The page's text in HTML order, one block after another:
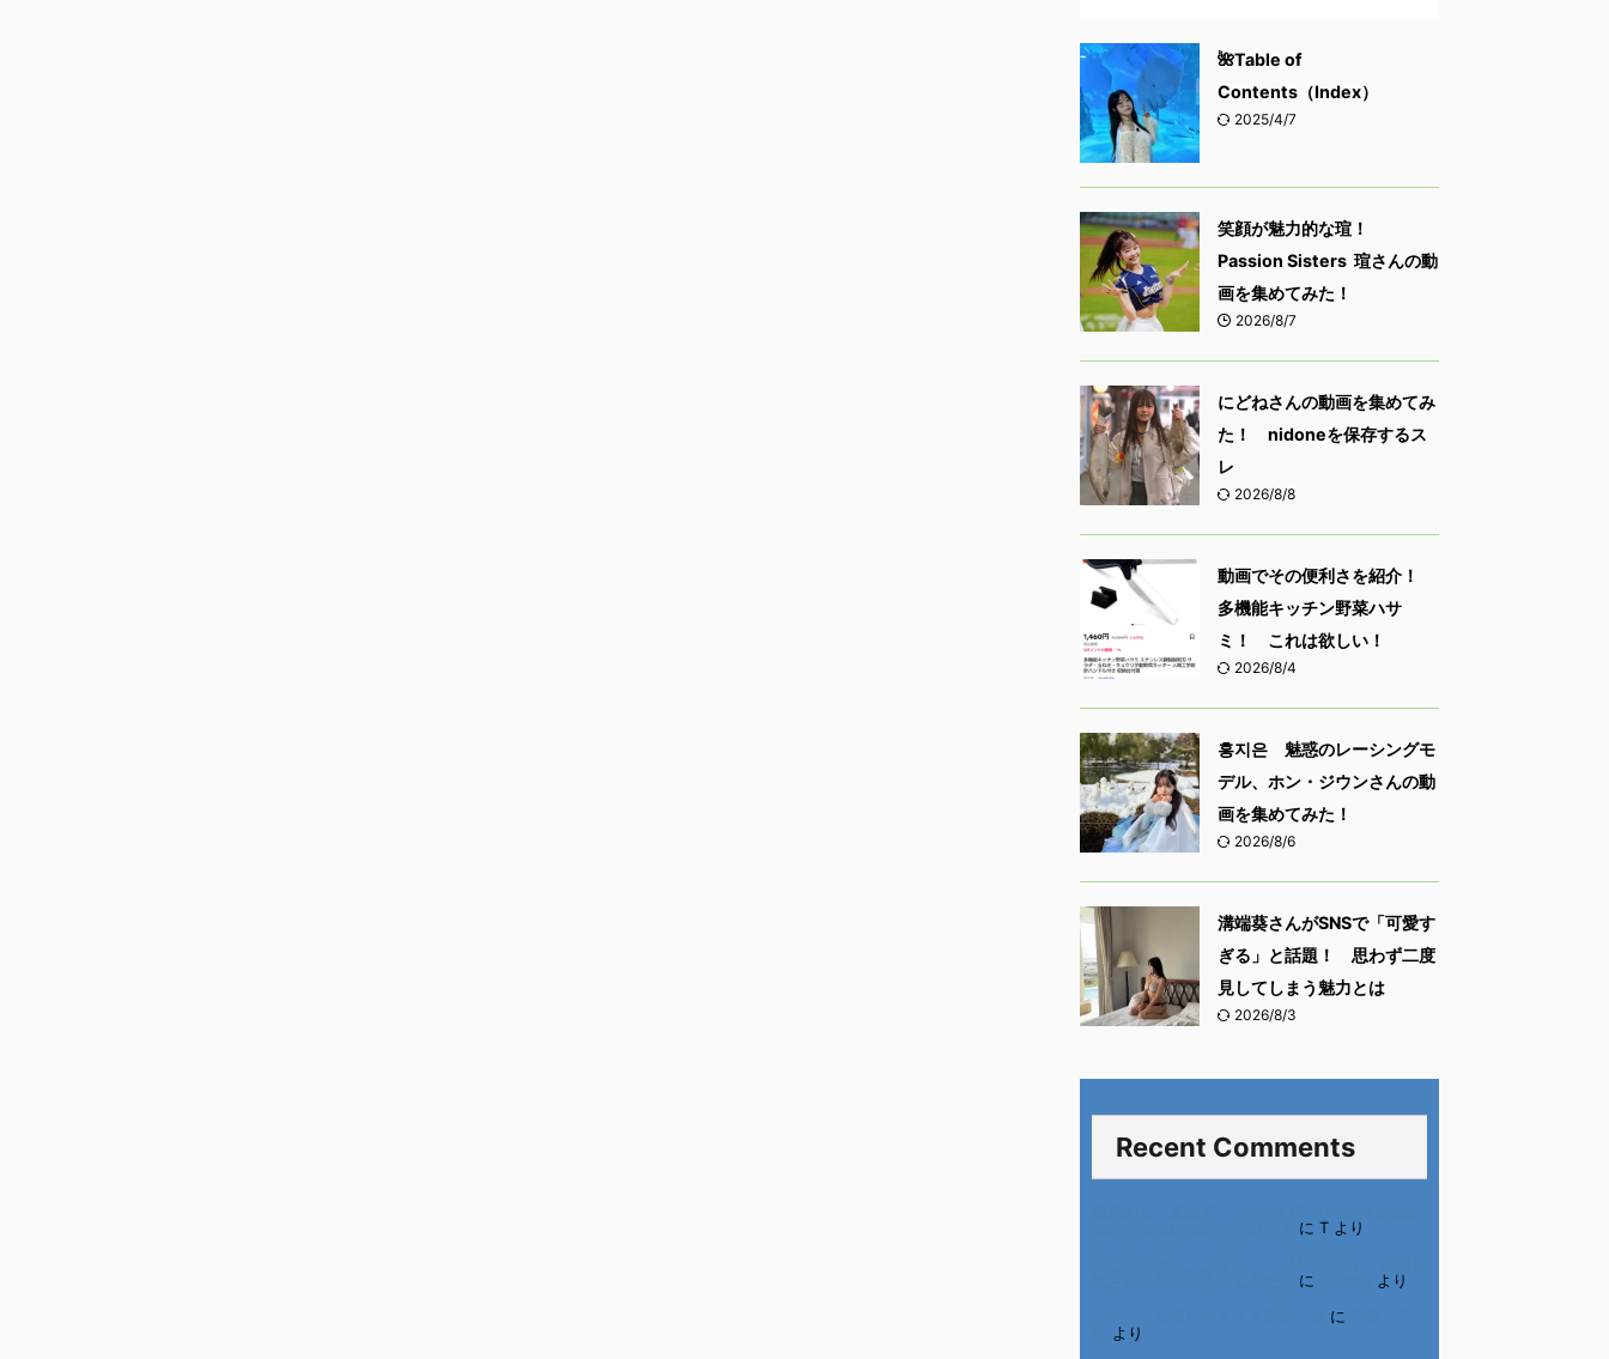
🌺Table of
Contents（Index）
2025/4/7
笑顔が魅力的な瑄！
Passion Sisters 瑄さんの動
画を集めてみた！
2026/8/7
にどねさんの動画を集めてみ
た！ nidoneを保存するス
レ
2026/8/8
動画でその便利さを紹介！
多機能キッチン野菜ハサ
ミ！ これは欲しい！
2026/8/4
홍지은 魅惑のレーシングモ
デル、ホン・ジウンさんの動
画を集めてみた！
2026/8/6
溝端葵さんがSNSで「可愛す
ぎる」と話題！ 思わず二度
見してしまう魅力とは
2026/8/3
Recent Comments
に T より
に
より
に
より